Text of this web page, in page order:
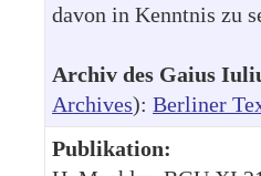
davon in Kenntnis zu
Archiv des Gaius
Archives): Berliner
Publikation: